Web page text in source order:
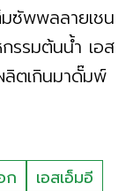
ซัพพลลายเชน
รรมต้นน้ำ เอส
ลิตเกินมาดั๊มพ์
ก
เอสเอ็มอี